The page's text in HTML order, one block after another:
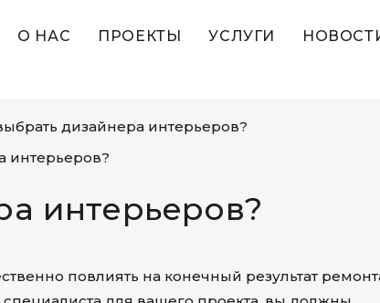
О НАС ПРОЕКТЫ УСЛУГИ
дизайнера интерьеров?
интерьеров?
повлиять на конечный результат